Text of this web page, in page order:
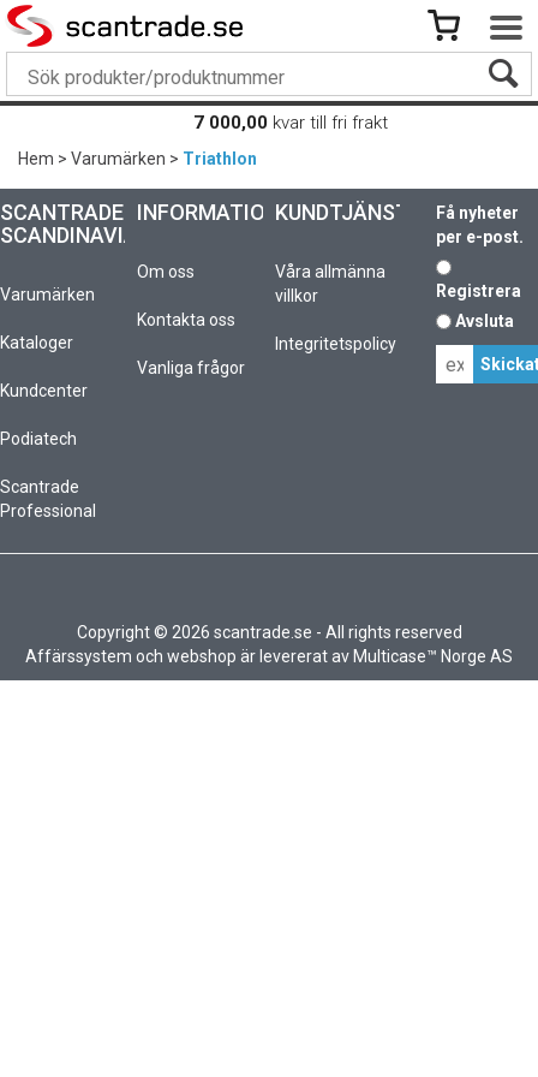
7 000,00 kvar till fri frakt
Hem>Varumärken>Triathlon
SCANTRADE
SCANDINAVIA
Varumärken
Kataloger
Kundcenter
Podiatech
Scantrade
Professional
INFORMATION
Om oss
Kontakta oss
Vanliga frågor
KUNDTJÄNST
Våra allmänna
villkor
Integritetspolicy
Få nyheter
per e-post.
Registrera
Avsluta
Copyright © 2026 scantrade.se - All rights reserved
Affärssystem och webshop är levererat av Multicase™ Norge AS